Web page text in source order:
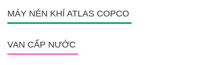
MÁY NÉN KHÍ ATLAS COPCO
VAN CẤP NƯỚC